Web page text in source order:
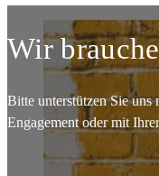
Wir
Bitte unterstützen Sie uns
Engagement oder mit